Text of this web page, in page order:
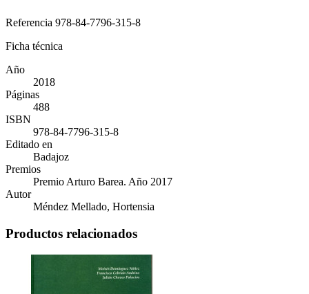
Referencia 978-84-7796-315-8
Ficha técnica
Año
2018
Páginas
488
ISBN
978-84-7796-315-8
Editado en
Badajoz
Premios
Premio Arturo Barea. Año 2017
Autor
Méndez Mellado, Hortensia
Productos relacionados